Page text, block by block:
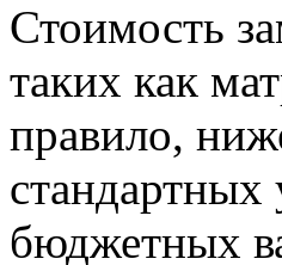
Стоимость
таких как
правило,
стандартных
бюджетных